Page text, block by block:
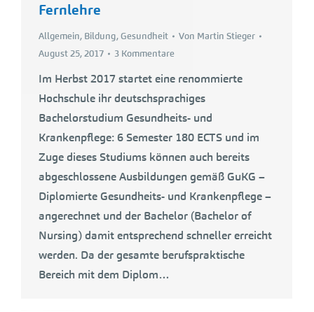
Fernlehre
Allgemein, Bildung,Gesundheit Von Martin Stieger
August 25, 2017
3 Kommentare
Im Herbst 2017 startet eine renommierte
Hochschule ihr deutschsprachiges
Bachelorstudium Gesundheits- und
Krankenpflege: 6 Semester 180 ECTS und im
Zuge dieses Studiums können auch bereits
abgeschlossene Ausbildungen gemäß GuKG –
Diplomierte Gesundheits- und Krankenpflege –
angerechnet und der Bachelor (Bachelor of
Nursing) damit entsprechend schneller erreicht
werden. Da der gesamte berufspraktische
Bereich mit dem Diplom…